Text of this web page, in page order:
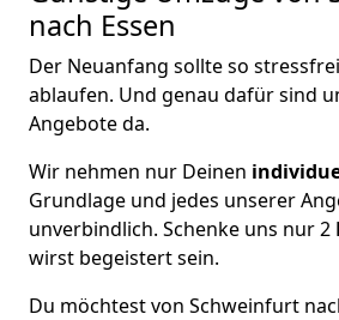
nach Essen
Der Neuanfang sollte so
ablaufen. Und genau dafür sind
Angebote da.
Wir nehmen nur Deinen
Grundlage und jedes unserer
unverbindlich. Schenke uns nur 2
wirst begeistert sein.
Du möchtest von Schweinfurt